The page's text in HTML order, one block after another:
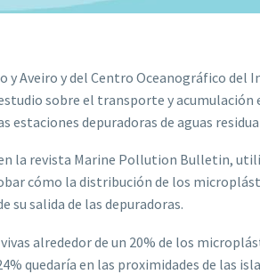
y Aveiro y del Centro Oceanográfico del
sobre el transporte y acumulación
depuradoras de aguas
la revista Marine Pollution Bulletin,
cómo la distribución de los
su salida de las depuradoras.
alrededor de un 20% de los
quedaría en las proximidades de las